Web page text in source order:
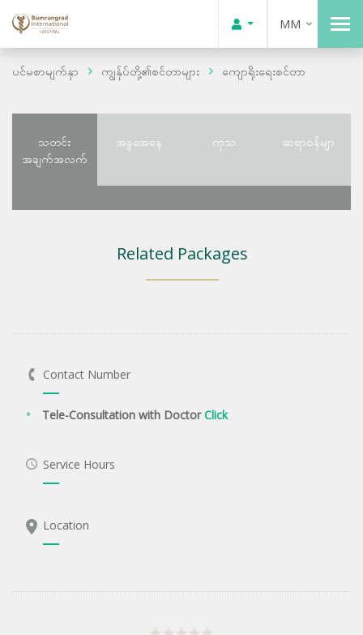
MM
ပင်မစာမျက်နှာ ကျွန်ုပ်တို့၏စင်တာများ ကျောရိုးရေးစင်တာ
သတင်း
အချက်အလက်
အခွအေနေ ကုသ ဆရာဝန်မျာ
Related Packages
Contact Number
Tele-Consultation with DoctorClick
Service Hours
Location